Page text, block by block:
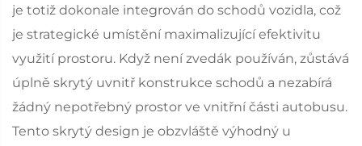
je totiž dokonale integrován do schodů vozidla, což
je strategické umístění maximalizující efektivitu
využití prostoru. Když není zvedák používán, zůstává
úplně skrytý uvnitř konstrukce schodů a nezabírá
žádný nepotřebný prostor ve vnitřní části autobusu.
Tento skrytý design je obzvláště výhodný u